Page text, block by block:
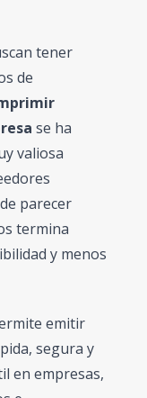
tener
de
se ha
valiosa
parecer
termina
y menos
emitir
segura y
en empresas,